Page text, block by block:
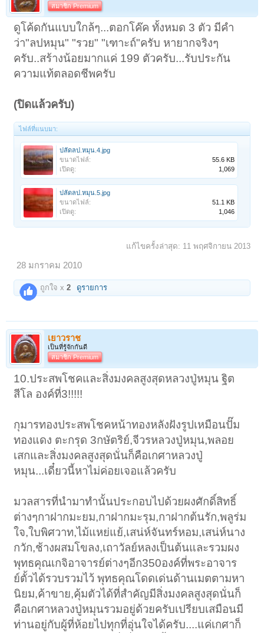
สมาชิก Premium
ดูโค้ดกันแบบใกล้ๆ...ตอกโค๊ค ทั้งหมด 3 ตัว มีคำ
ว่า"ลปหมุน" "รวย" "เฑาะถ์"ครับ หายากจริงๆ
ครับ..สร้างน้อยมากแค่ 199 ตัวครับ...รับประกัน
ความแท้ตลอดชีพครับ
(ปิดแล้วครับ)
ไฟล์ที่แนบมา:
ปลัดลป.หมุน.4.jpg
ขนาดไฟล์:
55.6 KB
เปิดดู:
1,069
ปลัดลป.หมุน.5.jpg
ขนาดไฟล์:
51.1 KB
เปิดดู:
1,046
แก้ไขครั้งล่าสุด: 11 พฤศจิกายน 2013
28 มกราคม 2010
ถูกใจ x2 ดูรายการ
เยาวราช
เป็นที่รู้จักกันดี
สมาชิก Premium
10.ประสพโชคและสิ่งมงคลสูงสุดหลวงปู่หมุน ฐิต
สีโล องค์ที่3!!!!!
กุมารทองประสพโชคหน้าทองหลังฝังรูปเหมือนปั๊ม
ทองแดง ตะกรุด 3กษัตริย์,จีวรหลวงปู่หมุน,พลอย
เสกและสิ่งมงคลสูงสุดนั่นก็คือเกศาหลวงปู่
หมุน...เดี๋ยวนี้หาไม่ค่อยเจอแล้วครับ
มวลสารที่นำมาทำนั้นประกอบไปด้วยผงศักดิ์สิทธิ์
ต่างๆกาฝากมะยม,กาฝากมะรุม,กาฝากต้นรัก,พลูร่ม
ใจ,ใบพิศวาท,ไม้แหย่แย้,เสน่ห์จันทร์หอม,เสน่ห์นาง
กวัก,ช้างผสมโขลง,เถาวัลย์หลงเป็นต้นและรวมผง
พุทธคุณเกจิอาจารย์ต่างๆอีก350องค์ที่พระอาจาร
ย์ตั้วได้รวบรวมไว้ พุทธคุณโดดเด่นด้านเมตตามหา
นิยม,ค้าขาย,คุ้มตัวได้ที่สำคัญมีสิ่งมงคลสูงสุดนั่นก็
คือเกศาหลวงปู่หมุนรวมอยู่ด้วยครับเปรียบเสมือนมี
ท่านอยู่กับผู้ที่ห้อยไปทุกที่อุ่นใจได้ครับ....แค่เกศาก็
2 3 4 5 6 → 74 ถัดไป >